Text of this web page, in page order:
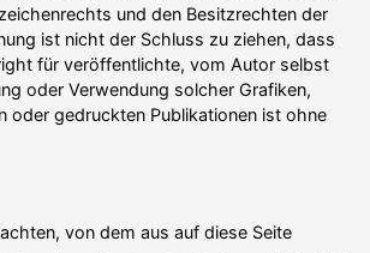
und den Besitz­rechten der
ist nicht der Schluss zu ziehen, dass
für veröf­fent­lichte, vom Autor selbst
oder Verwendung solcher Grafiken,
oder gedruckten Publi­ka­tionen ist ohne
von dem aus auf diese Seite